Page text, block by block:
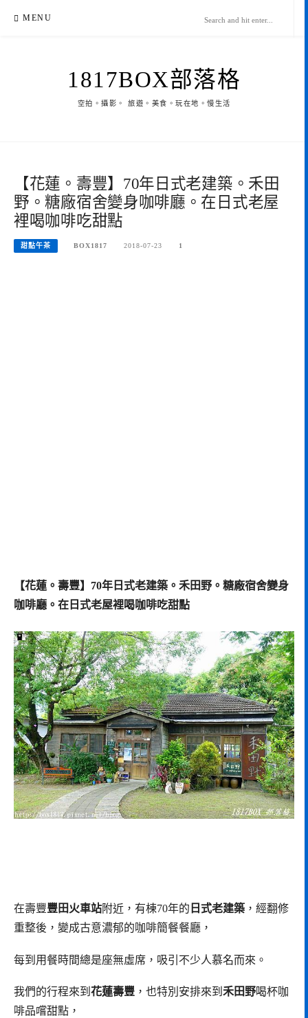
MENU
1817BOX部落格
空拍。攝影。 旅遊。美食。玩在地。慢生活
【花蓮。壽豐】70年日式老建築。禾田
野。糖廠宿舍變身咖啡廳。在日式老屋
裡喝咖啡吃甜點
甜點午茶 BOX1817 2018-07-23 1
【花蓮。壽豐】70年日式老建築。禾田野。糖廠宿舍變身
咖啡廳。在日式老屋裡喝咖啡吃甜點
在壽豐豐田火車站附近，有棟70年的 日式老建築 ，經翻修
重整後，變成古意濃郁的咖啡簡餐餐廳，
每到用餐時間總是座無虛席，吸引不少人慕名而來。
我們的行程來到 花蓮壽豐 ，也特別安排來到 禾田野喝杯咖
啡品嚐甜點，